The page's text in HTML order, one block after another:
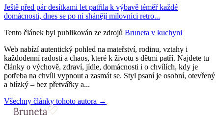
Ještě před pár desítkami let patřila k výbavě téměř každé
domácnosti, dnes se po ní shánějí milovníci retro...
Tento článek byl publikován ze zdrojů Bruneta v kuchyni
Web nabízí autentický pohled na mateřství, rodinu, vztahy i
každodenní radosti a chaos, které k životu s dětmi patří. Najdete tu
články o výchově, zdraví, jídle, domácnosti i o chvílích, kdy je
potřeba na chvíli vypnout a zasmát se. Styl psaní je osobní, otevřený
a blízký – bez přetvářky a...
Všechny články tohoto autora →